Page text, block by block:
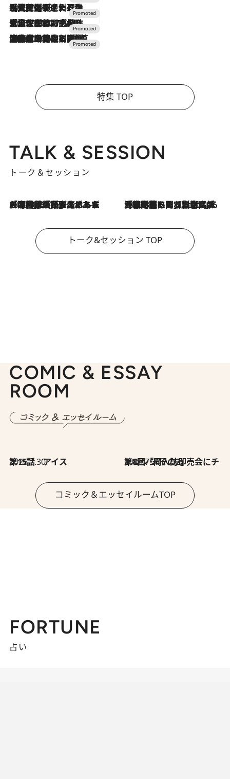
2026.7.24
【夏限定ディナーコース】旬を迎える稚鮎や花ズッキーニなどをイタリア・トスカーナの郷土料理の手法で満喫！
2026.7.17
「土佐和ハーブかき氷」がOMO7高知に登場！生姜、山椒、大葉など目にも舌にも涼を呼ぶ郷土の味
2026.7.10
NEW OPEN！【界 草津】名湯の地に誕生。趣の異なる2種の温泉と上州ならではの会席・蕎麦割烹など美食を味わう究極の癒やし旅
特集 TOP
TALK & SESSION
トーク＆セッション
2026.8.3
「今後値上げがあるとすれば…」「リスクがあるのは今年の冬」エネルギー専門家が語る、ホルムズ海峡封鎖が家庭にもたらす“ある心配” 2026.8.3
「住宅建てられない…」「サーチャージ料の高値が続いている」ホルムズ海峡封鎖による影響はいつまで続く？《エネルギー専門家に聞く“どうなる日本の暮らし”》
トーク&セッション TOP
COMIC & ESSAY
ROOM
2026.7.30
第15話 アイス 2026.7.30
第8回「同人誌即売会にチャレンジ その2」
コミック＆エッセイルームTOP
FORTUNE
占い